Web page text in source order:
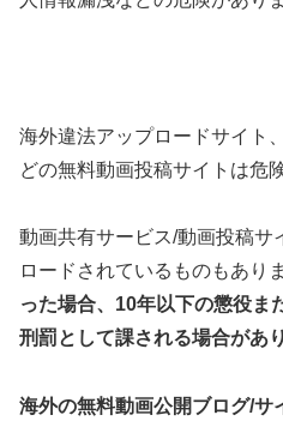
海外違法アップロードサイト
どの無料動画投稿サイトは危
動画共有サービス/動画投稿サ
ロードされているものもあり
った場合、10年以下の懲役ま
刑罰として課される場合があ
海外の無料動画公開ブログ/サ